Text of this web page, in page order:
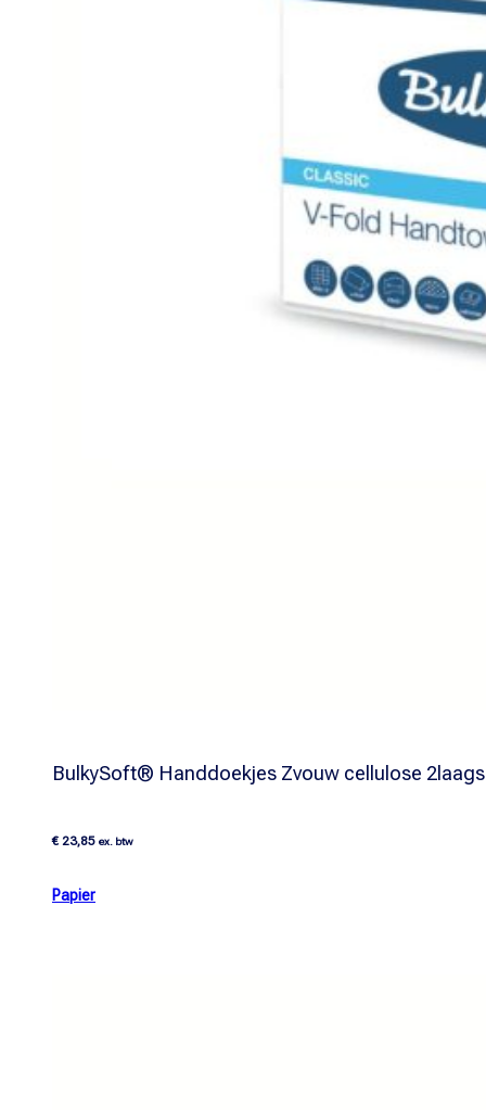
BulkySoft® Handdoekjes Zvouw cellulose 2laags
€ 23,85 ex. btw
Papier